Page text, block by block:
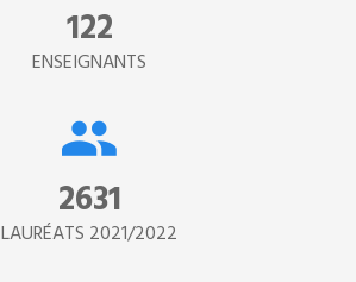
134
ENSEIGNANTS
2890
LAURÉATS 2021/2022